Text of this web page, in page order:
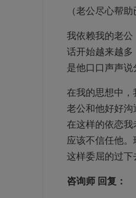
（老公尽心帮
我依赖我的老
话开始越来越
是他口口声声说
在我的思想中，
老公和他好好
在这样的依恋
应该不信任他
这样委屈的过下
咨询师 回复：